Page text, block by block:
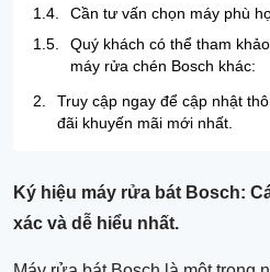
1.4.
Cần tư vấn chọn máy phù
1.5.
Quý khách có thể tham
máy rửa chén Bosch khác:
2.
Truy cập ngay để cập nhật
đãi khuyến mãi mới nhất.
Ký hiệu máy rửa bát Bosch:
xác và dễ hiểu nhất.